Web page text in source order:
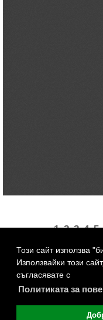
Този сайт използва
Използвайки този
съгласявате с
Политиката за
« 1 2 3 4 5
260
За достъп до
номера й в